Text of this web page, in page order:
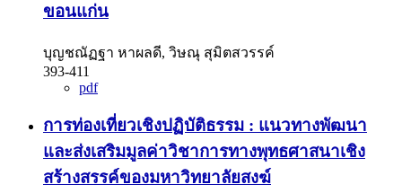
ขอนแก่น
บุญชณัฏฐา หาผลดี, วิษณุ สุมิตสวรรค์
393-411
pdf
การท่องเที่ยวเชิงปฏิบัติธรรม : แนวทางพัฒนา
และส่งเสริมมูลค่าวิชาการทางพุทธศาสนาเชิง
สร้างสรรค์ของมหาวิทยาลัยสงฆ์